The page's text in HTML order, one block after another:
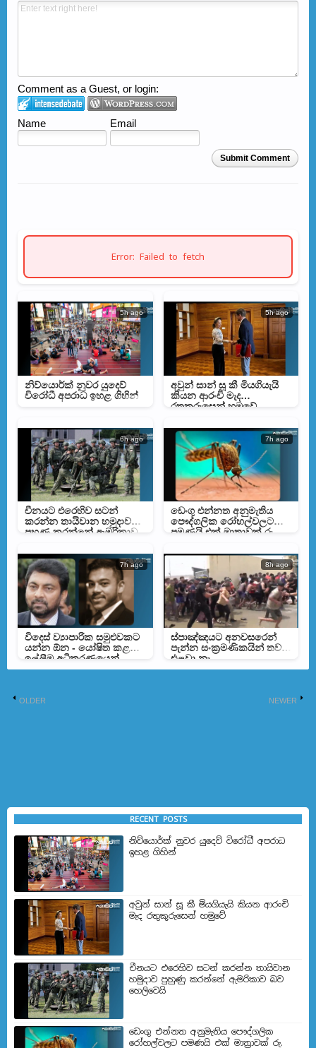
Comment as a Guest, or login:
Name Email
Submit Comment
Error: Failed to fetch
5h ago
නිව්යොර්ක් නුවර යුදෙව්
විරෝධී අපරාධ ඉහළ ගිහින්
5h ago
අවුන් සාන් සූ කී මියගියැයි
කියන ආරංචි මැද
රතුකුරුසෙන් හමුවේ
6h ago
චීනයට එරෙහිව සටන්
කරන්න තායිවාන හමුදාව
පුහුණු කරන්නේ ඇමරිකාව
7h ago
ඩෙංගු එන්නත අනුමැතිය
පෞද්ගලික රෝහල්වලට
පමණයි එක් මාත්‍රාවක් රු.
7h ago
විදෙස් ව්‍යාපාරික සමුළුවකට
යන්න ඕන - යෝෂිත කළ
ඉල්ලීම අධිකරණයෙන්
ඉවතට
8h ago
ස්පාඤ්ඤයට අනවසරෙන්
පැන්න සංක්‍රමණිකයින් තවම
එළවා නෑ
NEWER
OLDER
RECENT POSTS
නිව්යොර්ක් නුවර යුදෙව් විරෝධී අපරාධ
ඉහළ ගිහින්
අවුන් සාන් සූ කී මියගියැයි කියන ආරංචි
මැද රතුකුරුසෙන් හමුවේ
චීනයට එරෙහිව සටන් කරන්න තායිවාන
හමුදාව පුහුණු කරන්නේ ඇමරිකාව බව
හෙලිවෙයි
ඩෙංගු එන්නත අනුමැතිය පෞද්ගලික
රෝහල්වලට පමණයි එක් මාත්‍රාවක් රු.